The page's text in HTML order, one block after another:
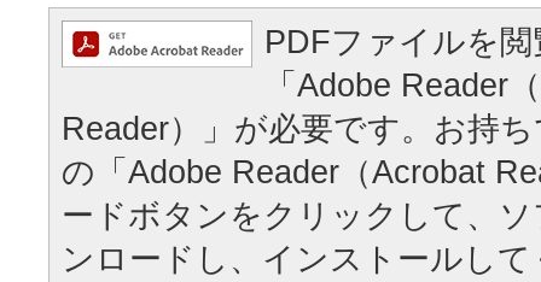
PDFファイルを
「Adobe Reader
Reader）」が必要です。お持
の「Adobe Reader（Acrobat
ードボタンをクリックして、
ンロードし、インストールし